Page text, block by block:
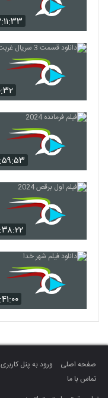
صفحه اصلی ورود به پنل کاربری
تماس با ما